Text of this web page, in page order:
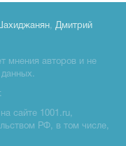
, Дмитрий
мнения авторов и не
данных.
сайте 1001.ru,
РФ, в том числе,